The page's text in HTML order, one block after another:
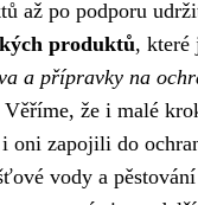
až po podporu
produktů, které
a přípravky na
že i malé
oni zapojili do
vody a